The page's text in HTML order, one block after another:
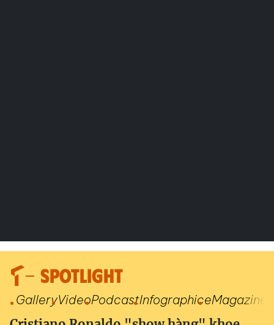
SPOTLIGHT
GalleryVideoPodcastInfographiceMagazine